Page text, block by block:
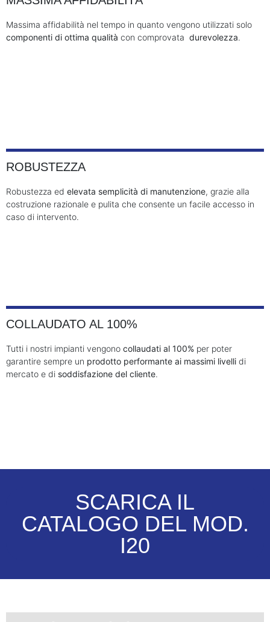
Massima affidabilità nel tempo in quanto vengono utilizzati solo
componenti di ottima qualità con comprovata durevolezza.
ROBUSTEZZA
Robustezza ed elevata semplicità di manutenzione, grazie alla
costruzione razionale e pulita che consente un facile accesso in
caso di intervento.
COLLAUDATO AL 100%
Tutti i nostri impianti vengono collaudati al 100% per poter
garantire sempre un prodotto performante ai massimi livelli di
mercato e di soddisfazione del cliente.
SCARICA IL
CATALOGO DEL MOD.
I20